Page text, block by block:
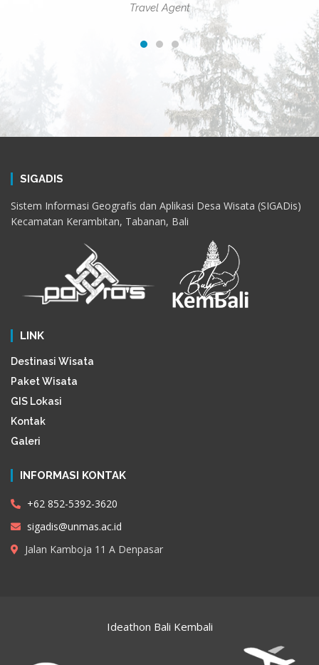
Travel Agent
SIGADIS
Sistem Informasi Geografis dan Aplikasi Desa Wisata (SIGADis)
Kecamatan Kerambitan, Tabanan, Bali
LINK
Destinasi Wisata
Paket Wisata
GIS Lokasi
Kontak
Galeri
INFORMASI KONTAK
+62 852-5392-3620
sigadis@unmas.ac.id
Jalan Kamboja 11 A Denpasar
Ideathon Bali Kembali